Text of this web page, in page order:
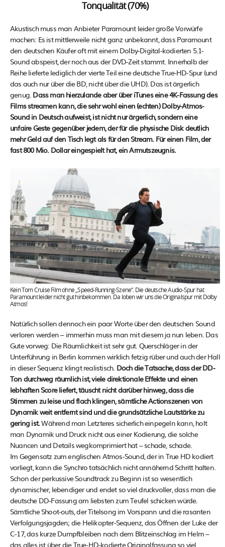
Tonqualität (70%)
Akustisch muss man Anbieter Paramount leider große Vorwürfe
machen: Es ist mittlerweile nicht ganz unbekannt, dass Paramount
den deutschen Käufer oft mit einem Dolby-Digital-kodierten 5.1-
Sound abspeist, der noch aus der DVD-Zeit stammt. Innerhalb der
Reihe lieferte lediglich der vierte Teil eine deutsche True-HD-Spur (und
das auch nur über die BD, nicht über die UHD). Das ist ärgerlich
genug. Dass man hierzulande aber über iTunes eine 4K-Fassung des
Films streamen kann, die sehr wohl einen (echten) Dolby-Atmos-
Sound in Deutsch aufweist, ist nicht nur ärgerlich, sondern eine
unfaire Geste gegenüber jedem, der für die physische Disk deutlich
mehr Geld auf den Tisch legt als für den Stream. Für einen Film, der
fast 800 Mio. Dollar eingespielt hat, ein Armutszeugnis.
Kein Tom Cruise Film ohne „Speed-Running-Szene“. Die deutsche Audio-Spur hat
Paramount leider nicht gut hinbekommen. Da loben wir uns die Originalspur mit Dolby
Atmos!
Natürlich sollen dennoch ein paar Worte über den deutschen Sound
verloren werden – immerhin muss man mit diesem ja nun leben. Das
Gute vorweg: Die Räumlichkeit ist sehr gut. Querschläger in der
Unterführung in Berlin kommen wirklich fetzig rüber und auch der Hall
in dieser Sequenz klingt realistisch. Doch die Tatsache, dass der DD-
Ton durchweg räumlich ist, viele direktionale Effekte und einen
lebhaften Score liefert, täuscht nicht darüber hinweg, dass die
Stimmen zu leise und flach klingen, sämtliche Actionszenen von
Dynamik weit entfernt sind und die grundsätzliche Lautstärke zu
gering ist.Während man Letzteres sicherlich einpegeln kann, holt
man Dynamik und Druck nicht aus einer Kodierung, die solche
Nuancen und Details wegkomprimiert hat – schade, schade.
Im Gegensatz zum englischen Atmos-Sound, der in True HD kodiert
vorliegt, kann die Synchro tatsächlich nicht annähernd Schritt halten.
Schon der perkussive Soundtrack zu Beginn ist so wesentlich
dynamischer, lebendiger und endet so viel druckvoller, dass man die
deutsche DD-Fassung am liebsten zum Teufel schicken würde.
Sämtliche Shoot-outs, der Titelsong im Vorspann und die rasanten
Verfolgungsjagden; die Helikopter-Sequenz, das Öffnen der Luke der
C-17, das kurze Dumpfbleiben nach dem Blitzeinschlag im Helm –
das alles ist über die True-HD-kodierte Originalfassung so viel